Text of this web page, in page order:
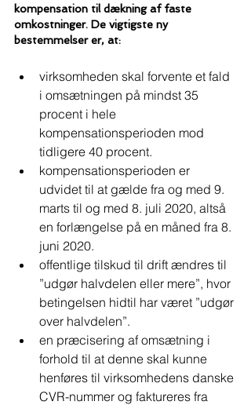
kompensation til dækning af faste
omkostninger. De vigtigste ny
bestemmelser er, at:
virksomheden skal forvente et fald
i omsætningen på mindst 35
procent i hele
kompensationsperioden mod
tidligere 40 procent.
kompensationsperioden er
udvidet til at gælde fra og med 9.
marts til og med 8. juli 2020, altså
en forlængelse på en måned fra 8.
juni 2020.
offentlige tilskud til drift ændres til
”udgør halvdelen eller mere”, hvor
betingelsen hidtil har været ”udgør
over halvdelen”.
en præcisering af omsætning i
forhold til at denne skal kunne
henføres til virksomhedens danske
CVR-nummer og faktureres fra